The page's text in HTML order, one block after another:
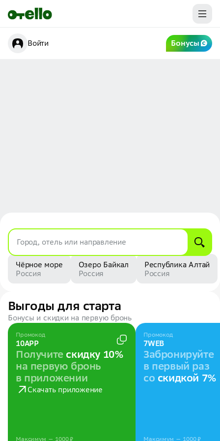
Войти Бонусы
Город, отель или направление
Чёрное море
Россия
Озеро Байкал
Россия
Республика Алтай
Россия
Выгоды для старта
Бонусы и скидки на первую бронь
Промокод
10APP
Получите скидку 10%
на первую бронь
в приложении
Скачать приложение
Максимум — 1000 ₽
Промокод
7WEB
Забронируйте
в первый раз
со скидкой 7%
Максимум — 1000 ₽